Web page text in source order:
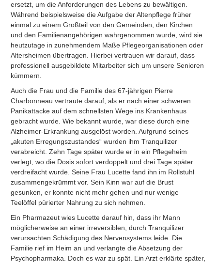
ersetzt, um die Anforderungen des Lebens zu bewältigen.
Während beispielsweise die Aufgabe der Altenpflege früher
einmal zu einem Großteil von den Gemeinden, den Kirchen
und den Familienangehörigen wahrgenommen wurde, wird sie
heutzutage in zunehmendem Maße Pflegeorganisationen oder
Altersheimen übertragen. Hierbei vertrauen wir darauf, dass
professionell ausgebildete Mitarbeiter sich um unsere Senioren
kümmern.
Auch die Frau und die Familie des 67-jährigen Pierre
Charbonneau vertraute darauf, als er nach einer schweren
Panikattacke auf dem schnellsten Wege ins Krankenhaus
gebracht wurde. Wie bekannt wurde, war diese durch eine
Alzheimer-Erkrankung ausgelöst worden. Aufgrund seines
„akuten Erregungszustandes“ wurden ihm Tranquilizer
verabreicht. Zehn Tage später wurde er in ein Pflegeheim
verlegt, wo die Dosis sofort verdoppelt und drei Tage später
verdreifacht wurde. Seine Frau Lucette fand ihn im Rollstuhl
zusammengekrümmt vor. Sein Kinn war auf die Brust
gesunken, er konnte nicht mehr gehen und nur wenige
Teelöffel pürierter Nahrung zu sich nehmen.
Ein Pharmazeut wies Lucette darauf hin, dass ihr Mann
möglicherweise an einer irreversiblen, durch Tranquilizer
verursachten Schädigung des Nervensystems leide. Die
Familie rief im Heim an und verlangte die Absetzung der
Psychopharmaka. Doch es war zu spät. Ein Arzt erklärte später,